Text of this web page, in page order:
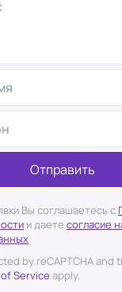
Отправить
Вы соглашаетесь с
и даете согласие
by reCAPTCHA and
Service apply.